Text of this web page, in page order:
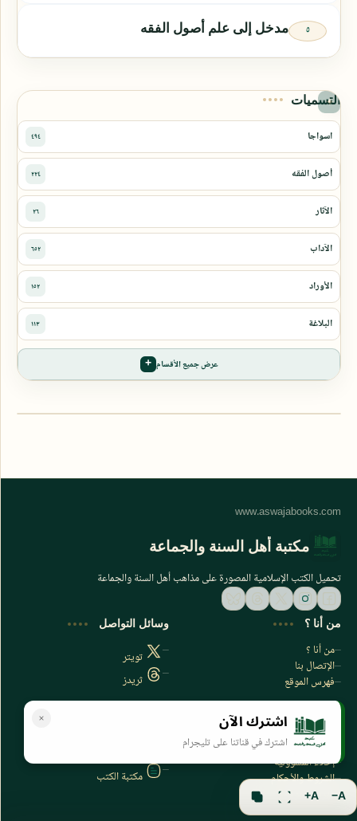
مدخل إلى علم أصول الفقه
التسميات
عرض جميع الأقسام
اشترك الآن
اشترك في قناتنا على تليجرام
مكتبة أهل السنة والجماعة
تحميل الكتب الإسلامية المصورة على مذاهب أهل السنة والجماعة
من أنا ؟
من أنا ؟
الإتصال بنا
فهرس الموقع
وسائل التواصل
تويتر
ثريدز
سياسة الخصوصية
سياسة الخصوصية
إخلاء المسؤولية
الشروط والأحكام
فهرس الموقع
مكتبة الكتب
A−
A+